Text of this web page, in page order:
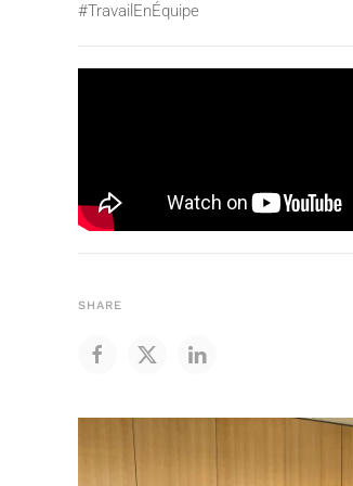
#TravailEnÉquipe
SHARE